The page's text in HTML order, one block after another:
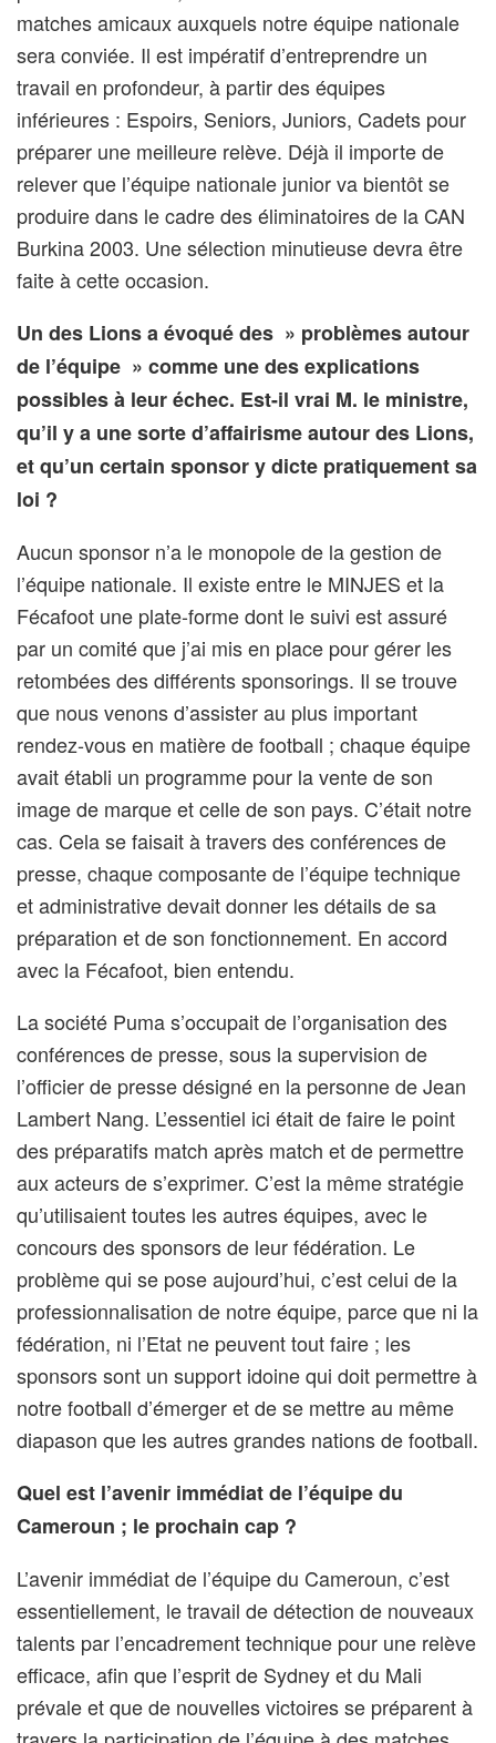
matches amicaux auxquels notre équipe nationale
sera conviée. Il est impératif d’entreprendre un
travail en profondeur, à partir des équipes
inférieures : Espoirs, Seniors, Juniors, Cadets pour
préparer une meilleure relève. Déjà il importe de
relever que l’équipe nationale junior va bientôt se
produire dans le cadre des éliminatoires de la CAN
Burkina 2003. Une sélection minutieuse devra être
faite à cette occasion.
Un des Lions a évoqué des » problèmes autour
de l’équipe » comme une des explications
possibles à leur échec. Est-il vrai M. le ministre,
qu’il y a une sorte d’affairisme autour des Lions,
et qu’un certain sponsor y dicte pratiquement sa
loi ?
Aucun sponsor n’a le monopole de la gestion de
l’équipe nationale. Il existe entre le MINJES et la
Fécafoot une plate-forme dont le suivi est assuré
par un comité que j’ai mis en place pour gérer les
retombées des différents sponsorings. Il se trouve
que nous venons d’assister au plus important
rendez-vous en matière de football ; chaque équipe
avait établi un programme pour la vente de son
image de marque et celle de son pays. C’était notre
cas. Cela se faisait à travers des conférences de
presse, chaque composante de l’équipe technique
et administrative devait donner les détails de sa
préparation et de son fonctionnement. En accord
avec la Fécafoot, bien entendu.
La société Puma s’occupait de l’organisation des
conférences de presse, sous la supervision de
l’officier de presse désigné en la personne de Jean
Lambert Nang. L’essentiel ici était de faire le point
des préparatifs match après match et de permettre
aux acteurs de s’exprimer. C’est la même stratégie
qu’utilisaient toutes les autres équipes, avec le
concours des sponsors de leur fédération. Le
problème qui se pose aujourd’hui, c’est celui de la
professionnalisation de notre équipe, parce que ni la
fédération, ni l’Etat ne peuvent tout faire ; les
sponsors sont un support idoine qui doit permettre à
notre football d’émerger et de se mettre au même
diapason que les autres grandes nations de football.
Quel est l’avenir immédiat de l’équipe du
Cameroun ; le prochain cap ?
L’avenir immédiat de l’équipe du Cameroun, c’est
essentiellement, le travail de détection de nouveaux
talents par l’encadrement technique pour une relève
efficace, afin que l’esprit de Sydney et du Mali
prévale et que de nouvelles victoires se préparent à